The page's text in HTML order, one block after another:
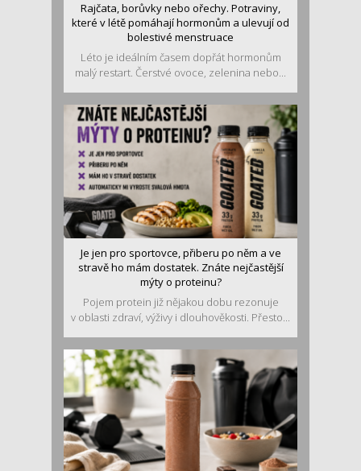
Rajčata, borůvky nebo ořechy. Potraviny,
které v létě pomáhají hormonům a ulevují od
bolestivé menstruace
Léto je ideálním časem dopřát hormonům
malý restart. Čerstvé ovoce, zelenina nebo...
Je jen pro sportovce, přiberu po něm a ve
stravě ho mám dostatek. Znáte nejčastější
mýty o proteinu?
Pojem protein již nějakou dobu rezonuje
v oblasti zdraví, výživy i dlouhověkosti. Přesto...